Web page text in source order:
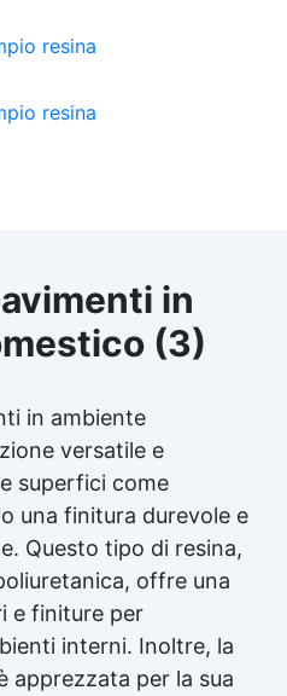
in
(3)
in ambiente
versatile e
superfici come
una finitura durevole e
Questo tipo di resina,
offre una
e finiture per
interni. Inoltre, la
apprezzata per la sua